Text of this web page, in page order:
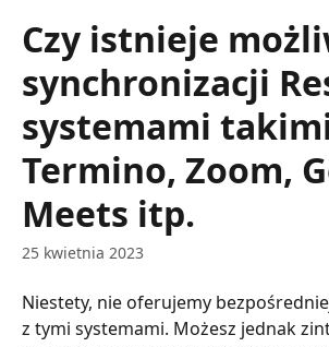
Czy istnieje
synchronizacji
systemami
Termino, Zoom,
Meets itp.
25 kwietnia 2023
Niestety, nie oferujemy
z tymi systemami. Możesz jednak